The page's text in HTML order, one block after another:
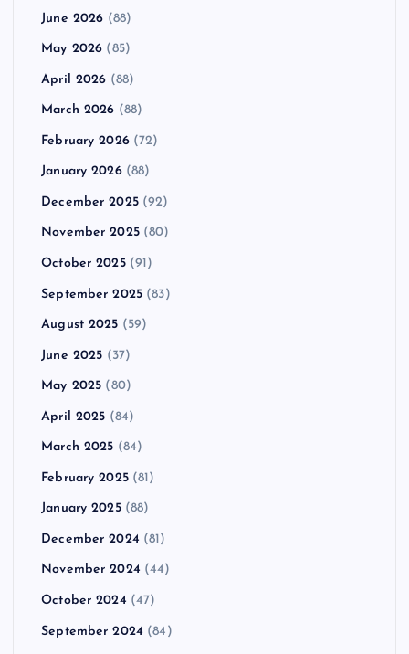
June 2026 (88)
May 2026 (85)
April 2026 (88)
March 2026 (88)
February 2026(72)
January 2026(88)
December 2025(92)
November 2025(80)
October 2025(91)
September 2025 (83)
August 2025 (59)
June 2025 (37)
May 2025 (80)
April 2025 (84)
March 2025 (84)
February 2025(81)
January 2025(88)
December 2024 (81)
November 2024 (44)
October 2024 (47)
September 2024 (84)